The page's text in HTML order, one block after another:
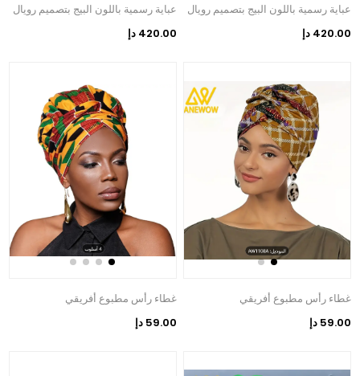
عباية رسمية باللون البيج بتصميم رويال
420.00 دإ
عباية رسمية باللون البيج بتصميم رويال
420.00 دإ
غطاء رأس مطبوع أفريقي
59.00 دإ
غطاء رأس مطبوع أفريقي
59.00 دإ